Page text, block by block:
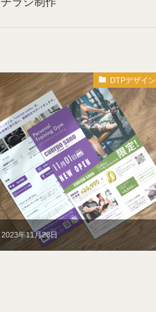
DTPデザイン
2023年11月28日